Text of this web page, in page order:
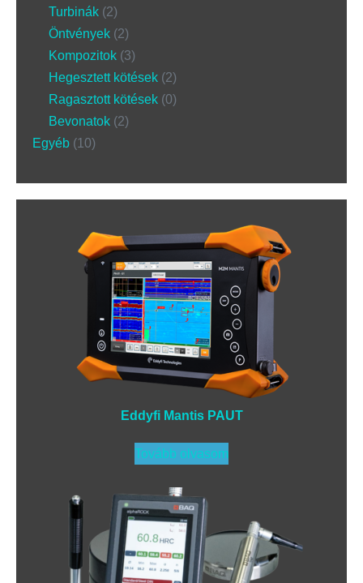
Turbinák 2
Öntvények 2
Kompozitok 3
Hegesztett kötések 2
Ragasztott kötések 0
Bevonatok 2
Egyéb 10
Eddyfi Mantis PAUT
Tovább olvasom